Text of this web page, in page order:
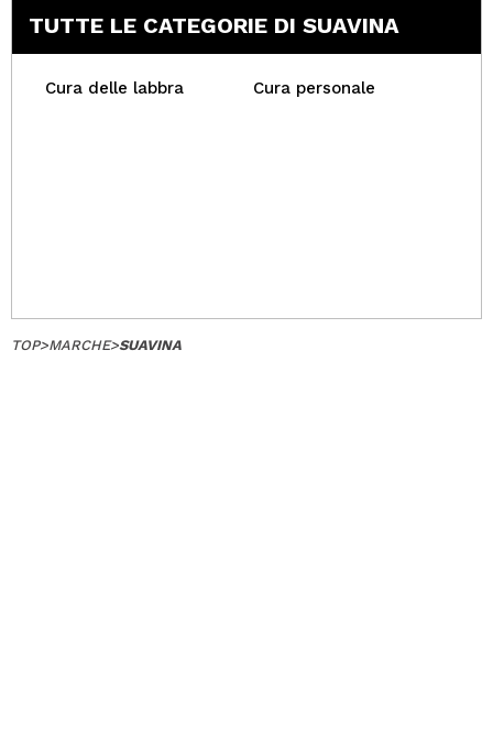
TUTTE LE CATEGORIE DI SUAVINA
Cura delle labbra Cura personale
TOP>MARCHE>SUAVINA